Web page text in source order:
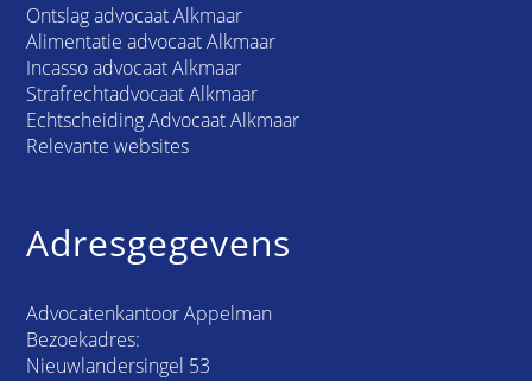
Ontslag advocaat Alkmaar
Alimentatie advocaat Alkmaar
Incasso advocaat Alkmaar
Strafrechtadvocaat Alkmaar
Echtscheiding Advocaat Alkmaar
Relevante websites
Adresgegevens
Advocatenkantoor Appelman
Bezoekadres:
Nieuwlandersingel 53